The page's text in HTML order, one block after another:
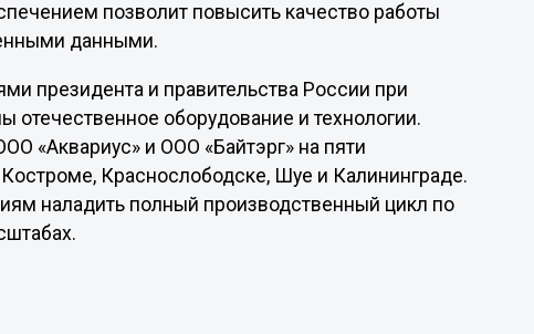
позволит повысить качество работы
данными.
президента и правительства России при
отечественное оборудование и технологии.
«Аквариус» и ООО «Байтэрг» на пяти
Краснослободске, Шуе и Калининграде.
наладить полный производственный цикл по